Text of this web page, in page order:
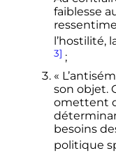
faiblesse
l’hostilité,
3] ;
«
son objet.
omettent
besoins
politique